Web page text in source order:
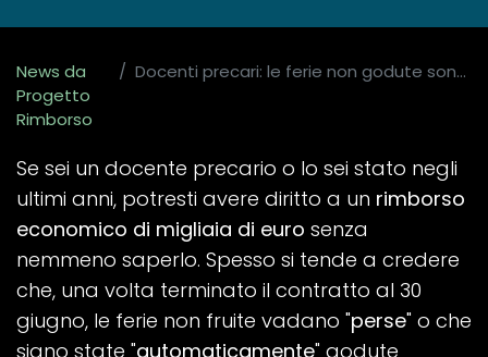
News da
Progetto
Rimborso
Docenti precari: le ferie non godute sono un diritto monetizzabile. Ecco come recuperare migliaia di euro
Se sei un docente precario o lo sei stato negli
ultimi anni, potresti avere diritto a un rimborso
economico di migliaia di euro senza
nemmeno saperlo. Spesso si tende a credere
che, una volta terminato il contratto al 30
giugno, le ferie non fruite vadano "perse" o che
siano state "automaticamente" godute